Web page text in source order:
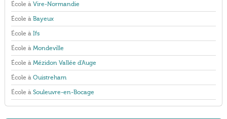
École à Vire-Normandie
École à Bayeux
École à Ifs
École à Mondeville
École à Mézidon Vallée d'Auge
École à Ouistreham
École à Souleuvre-en-Bocage